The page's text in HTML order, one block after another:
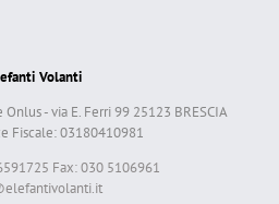
Volanti
- via E. Ferri 99 25123 BRESCIA
Fiscale: 03180410981
Fax: 030 5106961